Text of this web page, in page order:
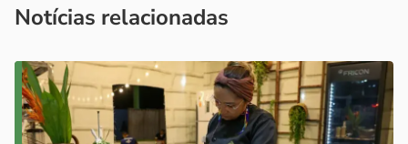
Notícias relacionadas